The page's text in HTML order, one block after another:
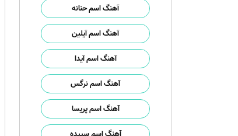
آهنگ اسم حنانه
آهنگ اسم آیلین
آهنگ اسم آیدا
آهنگ اسم نرگس
آهنگ اسم پریسا